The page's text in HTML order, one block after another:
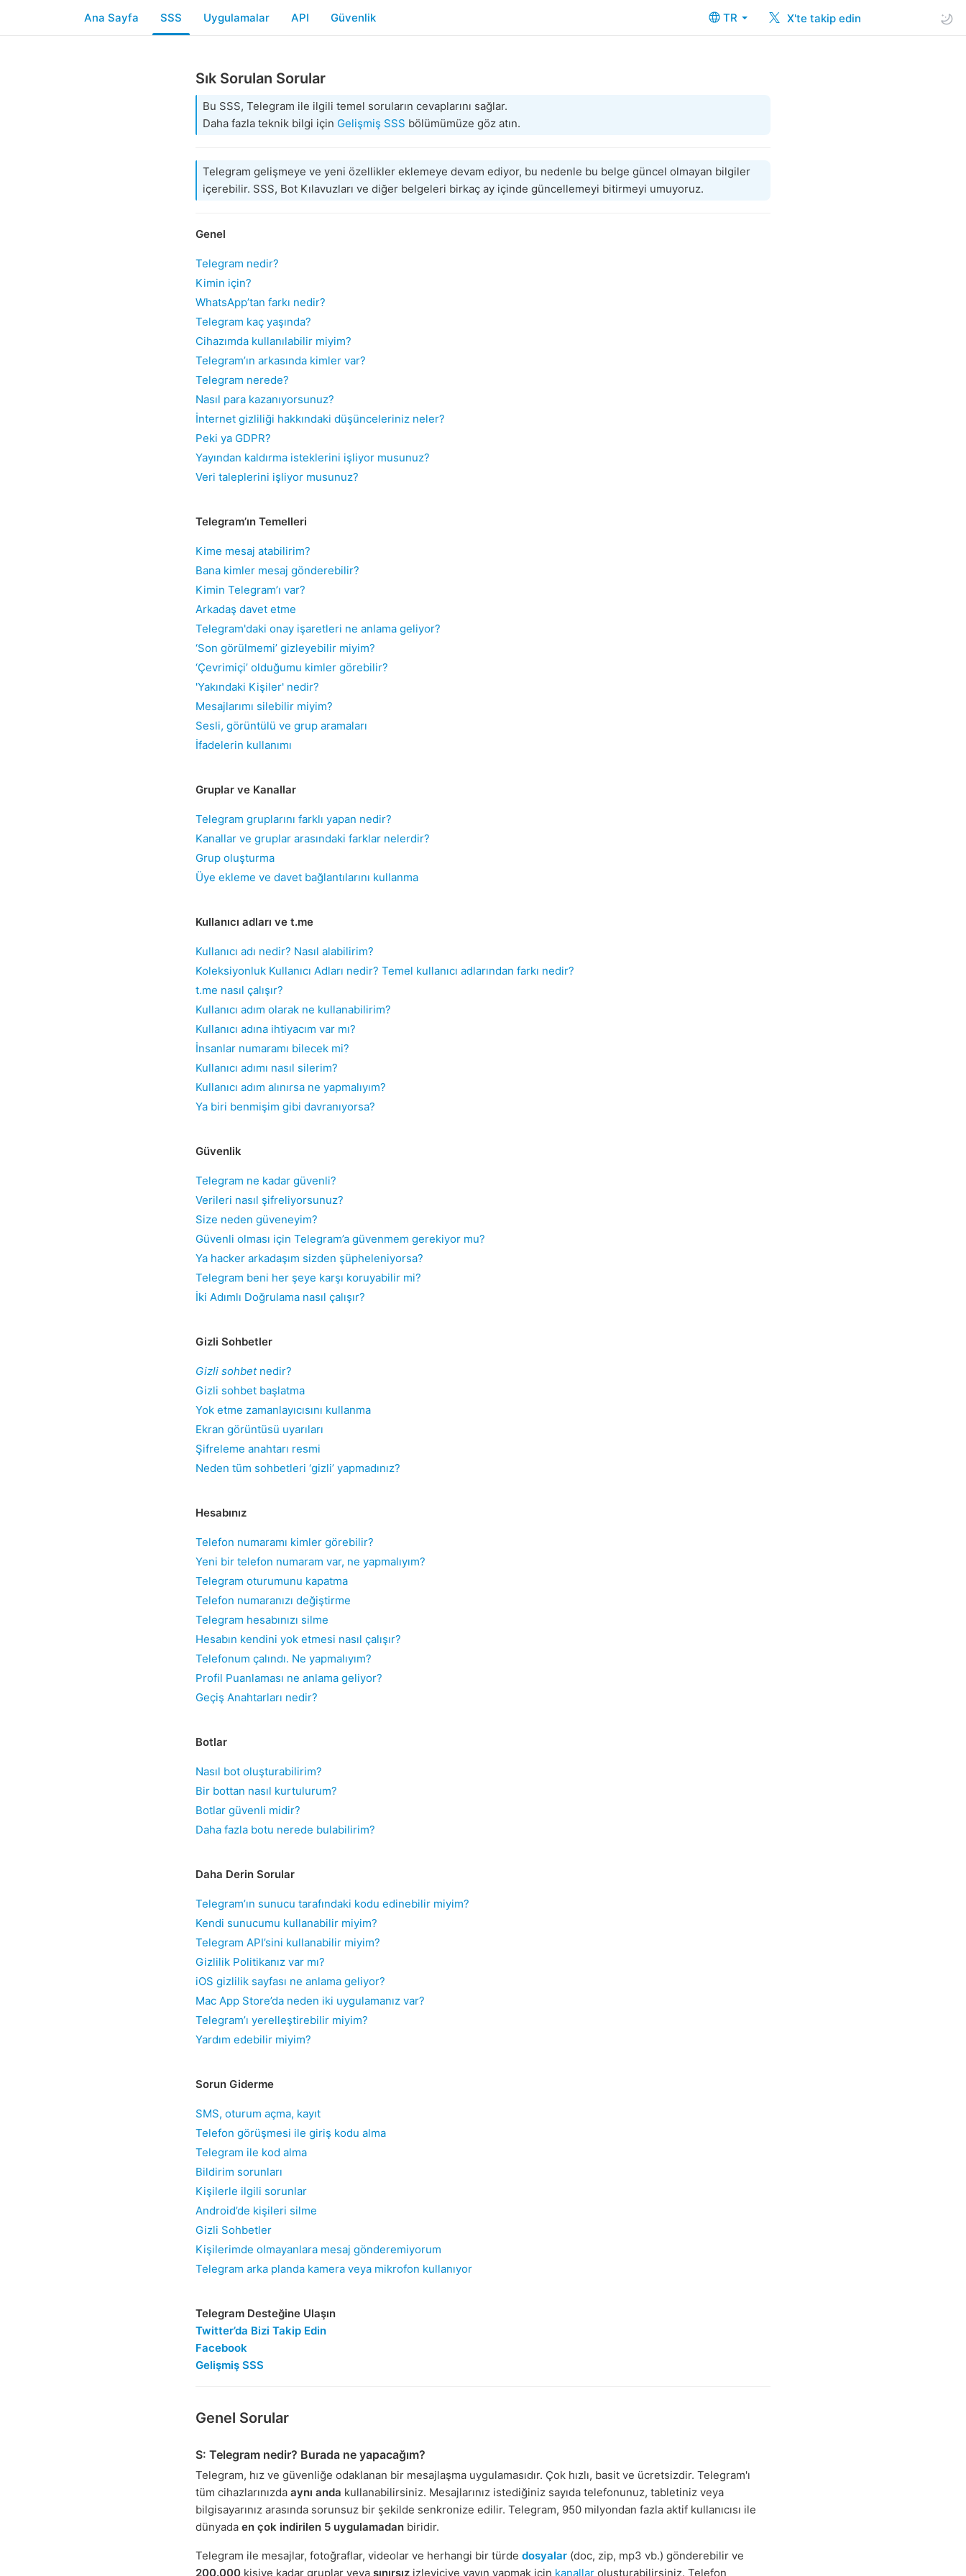
TR X'te takip edin
Ana Sayfa SSS Uygulamalar API Güvenlik
Sık Sorulan Sorular
Bu SSS, Telegram ile ilgili temel soruların cevaplarını sağlar.
Daha fazla teknik bilgi için Gelişmiş SSS bölümümüze göz atın.
Telegram gelişmeye ve yeni özellikler eklemeye devam ediyor, bu nedenle bu belge güncel olmayan bilgiler
içerebilir. SSS, Bot Kılavuzları ve diğer belgeleri birkaç ay içinde güncellemeyi bitirmeyi umuyoruz.
Genel
Telegram nedir?
Kimin için?
WhatsApp’tan farkı nedir?
Telegram kaç yaşında?
Cihazımda kullanılabilir miyim?
Telegram’ın arkasında kimler var?
Telegram nerede?
Nasıl para kazanıyorsunuz?
İnternet gizliliği hakkındaki düşünceleriniz neler?
Peki ya GDPR?
Yayından kaldırma isteklerini işliyor musunuz?
Veri taleplerini işliyor musunuz?
Telegram’ın Temelleri
Kime mesaj atabilirim?
Bana kimler mesaj gönderebilir?
Kimin Telegram’ı var?
Arkadaş davet etme
Telegram'daki onay işaretleri ne anlama geliyor?
‘Son görülmemi’ gizleyebilir miyim?
‘Çevrimiçi’ olduğumu kimler görebilir?
'Yakındaki Kişiler' nedir?
Mesajlarımı silebilir miyim?
Sesli, görüntülü ve grup aramaları
İfadelerin kullanımı
Gruplar ve Kanallar
Telegram gruplarını farklı yapan nedir?
Kanallar ve gruplar arasındaki farklar nelerdir?
Grup oluşturma
Üye ekleme ve davet bağlantılarını kullanma
Kullanıcı adları ve t.me
Kullanıcı adı nedir? Nasıl alabilirim?
Koleksiyonluk Kullanıcı Adları nedir? Temel kullanıcı adlarından farkı nedir?
t.me nasıl çalışır?
Kullanıcı adım olarak ne kullanabilirim?
Kullanıcı adına ihtiyacım var mı?
İnsanlar numaramı bilecek mi?
Kullanıcı adımı nasıl silerim?
Kullanıcı adım alınırsa ne yapmalıyım?
Ya biri benmişim gibi davranıyorsa?
Güvenlik
Telegram ne kadar güvenli?
Verileri nasıl şifreliyorsunuz?
Size neden güveneyim?
Güvenli olması için Telegram’a güvenmem gerekiyor mu?
Ya hacker arkadaşım sizden şüpheleniyorsa?
Telegram beni her şeye karşı koruyabilir mi?
İki Adımlı Doğrulama nasıl çalışır?
Gizli Sohbetler
Gizli sohbetnedir?
Gizli sohbet başlatma
Yok etme zamanlayıcısını kullanma
Ekran görüntüsü uyarıları
Şifreleme anahtarı resmi
Neden tüm sohbetleri ‘gizli’ yapmadınız?
Hesabınız
Telefon numaramı kimler görebilir?
Yeni bir telefon numaram var, ne yapmalıyım?
Telegram oturumunu kapatma
Telefon numaranızı değiştirme
Telegram hesabınızı silme
Hesabın kendini yok etmesi nasıl çalışır?
Telefonum çalındı. Ne yapmalıyım?
Profil Puanlaması ne anlama geliyor?
Geçiş Anahtarları nedir?
Botlar
Nasıl bot oluşturabilirim?
Bir bottan nasıl kurtulurum?
Botlar güvenli midir?
Daha fazla botu nerede bulabilirim?
Daha Derin Sorular
Telegram’ın sunucu tarafındaki kodu edinebilir miyim?
Kendi sunucumu kullanabilir miyim?
Telegram API’sini kullanabilir miyim?
Gizlilik Politikanız var mı?
iOS gizlilik sayfası ne anlama geliyor?
Mac App Store’da neden iki uygulamanız var?
Telegram’ı yerelleştirebilir miyim?
Yardım edebilir miyim?
Sorun Giderme
SMS, oturum açma, kayıt
Telefon görüşmesi ile giriş kodu alma
Telegram ile kod alma
Bildirim sorunları
Kişilerle ilgili sorunlar
Android’de kişileri silme
Gizli Sohbetler
Kişilerimde olmayanlara mesaj gönderemiyorum
Telegram arka planda kamera veya mikrofon kullanıyor
Telegram Desteğine Ulaşın
Twitter’da Bizi Takip Edin
Facebook
Gelişmiş SSS
Genel Sorular
S: Telegram nedir? Burada ne yapacağım?
Telegram, hız ve güvenliğe odaklanan bir mesajlaşma uygulamasıdır. Çok hızlı, basit ve ücretsizdir. Telegram'ı
tüm cihazlarınızda aynı anda kullanabilirsiniz. Mesajlarınız istediğiniz sayıda telefonunuz, tabletiniz veya
bilgisayarınız arasında sorunsuz bir şekilde senkronize edilir. Telegram, 950 milyondan fazla aktif kullanıcısı ile
dünyada en çok indirilen 5 uygulamadan biridir.
Telegram ile mesajlar, fotoğraflar, videolar ve herhangi bir türde dosyalar (doc, zip, mp3 vb.) gönderebilir ve
200.000 kişiye kadar gruplar veya sınırsız izleyiciye yayın yapmak için kanallar oluşturabilirsiniz. Telefon